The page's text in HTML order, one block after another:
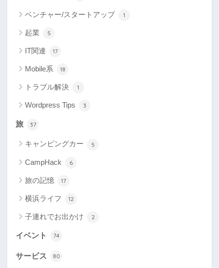
ベンチャー/スタートアップ 1
起業 5
IT関連 17
Mobile系 18
トラブル解決 1
Wordpress Tips 3
旅 37
キャンピングカー 5
CampHack 6
旅の記憶 17
横浜ライフ 12
子連れでお出かけ 2
イベント 74
サービス 80